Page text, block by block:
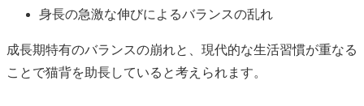
身長の急激な伸びによるバランスの乱れ
成長期特有のバランスの崩れと、現代的な生活習慣が重なる
ことで猫背を助長していると考えられます。